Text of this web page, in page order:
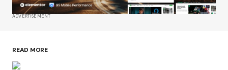
ADVERTISEMENT
READ MORE